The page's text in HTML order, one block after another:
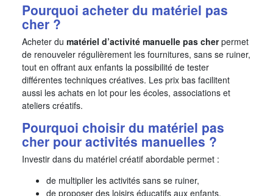
Pourquoi acheter du matériel pas
cher ?
Acheter du matériel d’activité manuelle pas cherpermet
de renouveler régulièrement les fournitures, sans se ruiner,
tout en offrant aux enfants la possibilité de tester
différentes techniques créatives. Les prix bas facilitent
aussi les achats en lot pour les écoles, associations et
ateliers créatifs.
Pourquoi choisir du matériel pas
cher pour activités manuelles ?
Investir dans du matériel créatif abordable permet :
de multiplier les activités sans se ruiner,
de proposer des loisirs éducatifs aux enfants,